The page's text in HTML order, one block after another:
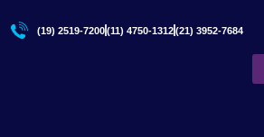
(19) 2519-7200(11) 4750-1312(21) 3952-7684